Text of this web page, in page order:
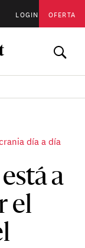
LOGIN OFERTA
día a día
a
el